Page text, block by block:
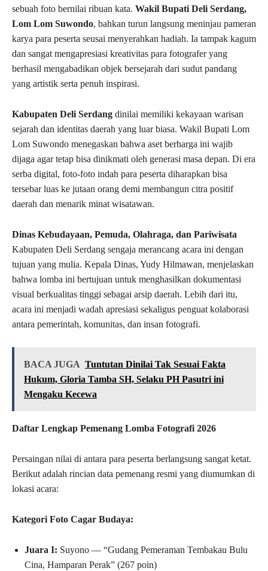
sebuah foto bernilai ribuan kata. Wakil Bupati Deli Serdang,
Lom Lom Suwondo, bahkan turun langsung meninjau pameran
karya para peserta seusai menyerahkan hadiah. Ia tampak kagum
dan sangat mengapresiasi kreativitas para fotografer yang
berhasil mengabadikan objek bersejarah dari sudut pandang
yang artistik serta penuh inspirasi.
Kabupaten Deli Serdang dinilai memiliki kekayaan warisan
sejarah dan identitas daerah yang luar biasa. Wakil Bupati Lom
Lom Suwondo menegaskan bahwa aset berharga ini wajib
dijaga agar tetap bisa dinikmati oleh generasi masa depan. Di era
serba digital, foto-foto indah para peserta diharapkan bisa
tersebar luas ke jutaan orang demi membangun citra positif
daerah dan menarik minat wisatawan.
Dinas Kebudayaan, Pemuda, Olahraga, dan Pariwisata
Kabupaten Deli Serdang sengaja merancang acara ini dengan
tujuan yang mulia. Kepala Dinas, Yudy Hilmawan, menjelaskan
bahwa lomba ini bertujuan untuk menghasilkan dokumentasi
visual berkualitas tinggi sebagai arsip daerah. Lebih dari itu,
acara ini menjadi wadah apresiasi sekaligus penguat kolaborasi
antara pemerintah, komunitas, dan insan fotografi.
BACA JUGA Tuntutan Dinilai Tak Sesuai Fakta
Hukum, Gloria Tamba SH, Selaku PH Pasutri ini
Mengaku Kecewa
Daftar Lengkap Pemenang Lomba Fotografi 2026
Persaingan nilai di antara para peserta berlangsung sangat ketat.
Berikut adalah rincian data pemenang resmi yang diumumkan di
lokasi acara:
Kategori Foto Cagar Budaya:
Juara I: Suyono — “Gudang Pemeraman Tembakau Bulu
Cina, Hamparan Perak” (267 poin)